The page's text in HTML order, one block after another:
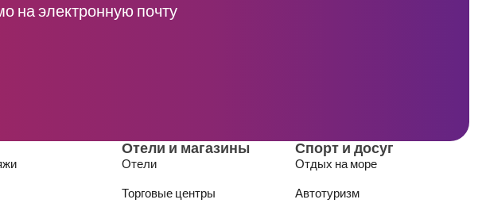
на электронную почту
Отели и магазины
Отели
Торговые центры
Спорт и досуг
Отдых на море
Автотуризм